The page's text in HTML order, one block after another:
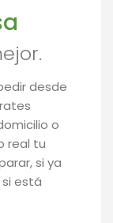
desde
o
real tu
si ya
está